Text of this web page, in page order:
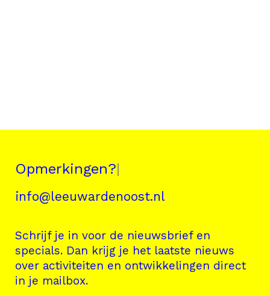
Opmerkingen?|
info@leeuwardenoost.nl
Schrijf je in voor de nieuwsbrief en
specials. Dan krijg je het laatste nieuws
over activiteiten en ontwikkelingen direct
in je mailbox.